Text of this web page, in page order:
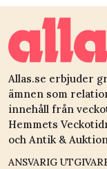
Allas.se erbjuder
ämnen som
innehåll från
Hemmets
och Antik &
ANSVARIG